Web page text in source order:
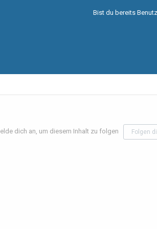
Bist du bereits
dich an, um diesem Inhalt zu folgen Folgen